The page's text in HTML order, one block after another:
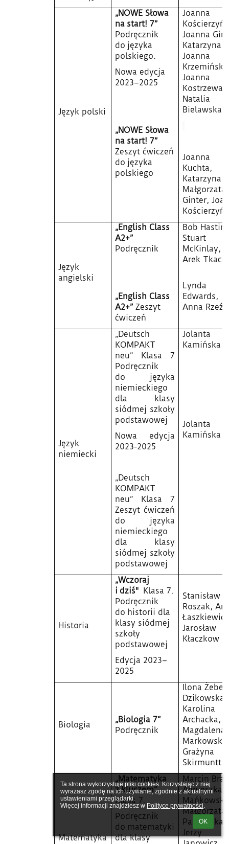
Ta strona wykorzystuje pliki cookies. Korzystając z niej
wyrażasz zgodę na ich używanie, zgodnie z aktualnymi
ustawieniami przeglądarki.
Więcej informacji znajdziesz w Polityce prywatności.
OK
Język polski
„NOWE Słowa
na start! 7”
Podręcznik
do języka
polskiego.
Nowa edycja
2023–2025
„NOWE Słowa
na start! 7”
Zeszyt ćwiczeń
do języka
polskiego
Joanna
Joanna
Katarzyna
Joanna
Joanna
Kostrzewa,
Natalia
Bielawska
Joanna
Kuchta,
Katarzyna
Małgorzata
Ginter,
Język
angielski
„English Class
A2+”
Podręcznik
„English Class
A2+” Zeszyt
ćwiczeń
Bob
Stuart
McKinlay,
Arek Tkacz
Lynda
Edwards,
Anna
Język
niemiecki
„Deutsch
KOMPAKT
neu”
Klasa 7
Podręcznik
do języka
niemieckiego
dla klasy
siódmej szkoły
podstawowej
Nowa edycja
2023-2025
„Deutsch
KOMPAKT
neu”
Klasa 7
Zeszyt ćwiczeń
do języka
niemieckiego
dla klasy
siódmej szkoły
podstawowej
Jolanta
Kamińska
Jolanta
Kamińska
Historia
„Wczoraj
i dziś"
Klasa 7.
Podręcznik
do historii dla
klasy siódmej
szkoły
podstawowej
Edycja 2023–
2025
Stanisław
Roszak,
Jarosław
Kłaczkow
Biologia
„Biologia 7”
Podręcznik
Ilona Żeber-
Dzikowska,
Karolina
Archacka,
Magdalena
Markowska,
Grażyna
Skirmuntt
Matematyka
„Matematyka
z kluczem”
Klasa 7.
Podręcznik
do matematyki
dla klasy
Marcin
Agnieszka
Małgorzata
Paszyńska,
Jerzy